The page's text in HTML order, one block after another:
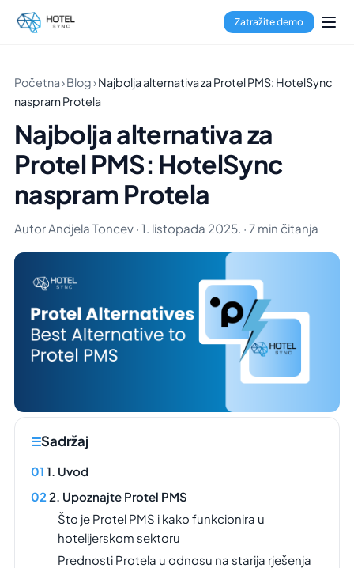
Zatražite demo
Početna›Blog›Najbolja alternativa za Protel PMS: HotelSync
naspram Protela
Najbolja alternativa za
Protel PMS: HotelSync
naspram Protela
Autor Andjela Toncev · 1. listopada 2025. · 7 min čitanja
Sadržaj
1. Uvod
2. Upoznajte Protel PMS
Što je Protel PMS i kako funkcionira u
hotelijerskom sektoru
Prednosti Protela u odnosu na starija rješenja